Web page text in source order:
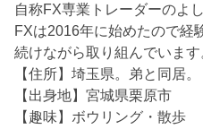
自称FX専業トレーダーのよ
FXは2016年に始めたので経
続けながら取り組んでいます
【住所】埼玉県。弟と同居。
【出身地】宮城県栗原市
【趣味】ボウリング・散歩